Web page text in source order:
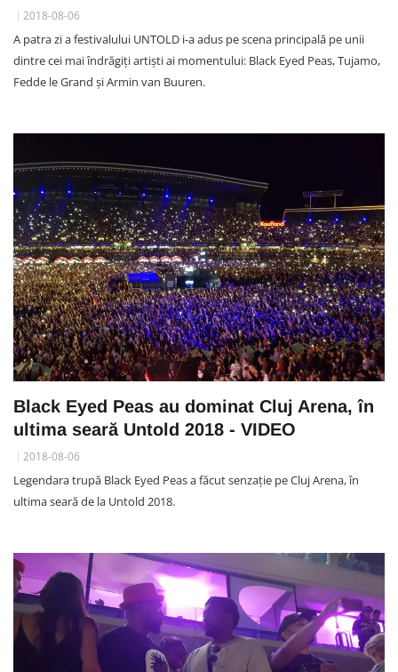
2018-08-06
A patra zi a festivalului UNTOLD i-a adus pe scena principală pe unii
dintre cei mai îndrăgiți artiști ai momentului: Black Eyed Peas, Tujamo,
Fedde le Grand și Armin van Buuren.
Black Eyed Peas au dominat Cluj Arena, în
ultima seară Untold 2018 - VIDEO
2018-08-06
Legendara trupă Black Eyed Peas a făcut senzație pe Cluj Arena, în
ultima seară de la Untold 2018.